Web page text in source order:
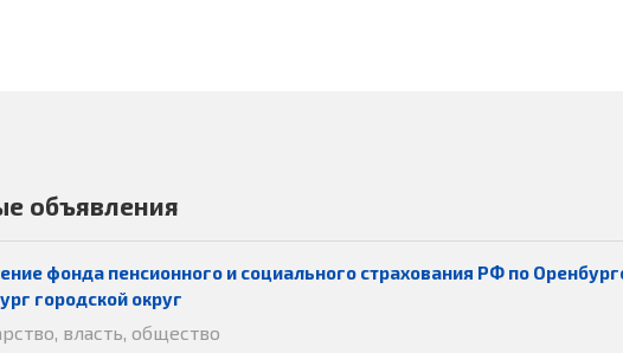
объявления
фонда пенсионного и социального страхования РФ по
городской округ
власть, общество